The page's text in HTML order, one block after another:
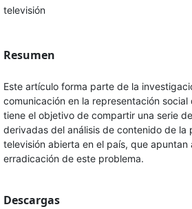
televisión
Resumen
Este artículo forma parte de la
comunicación en la representación
tiene el objetivo de compartir una serie
derivadas del análisis de contenido de
televisión abierta en el país, que
erradicación de este problema.
Descargas